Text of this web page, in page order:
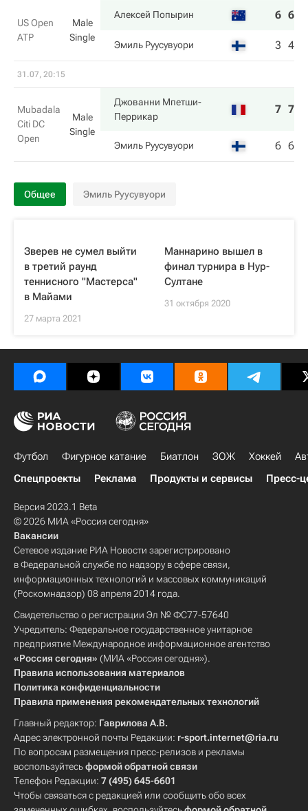
US Open
ATP
Male
Single
Алексей Попырин 6 6
Эмиль Руусувуори 3 4
31.07, 20:15
Mubadala
Citi DC
Open
Male
Single
Джованни Мпетши-
Перрикар
7 7
Эмиль Руусувуори 6 6
Общее Эмиль Руусувуори
Зверев не сумел выйти
в третий раунд
теннисного "Мастерса"
в Майами
27 марта 2021
Маннарино вышел в
финал турнира в Нур-
Султане
31 октября 2020
Футбол Фигурное катание Биатлон ЗОЖ Хоккей
Спецпроекты
Реклама Продукты и сервисы Пресс-
Версия 2023.1 Beta
© 2026 МИА «Россия сегодня»
Вакансии
Сетевое издание РИА Новости зарегистрировано
в Федеральной службе по надзору в сфере связи,
информационных технологий и массовых коммуникаций
(Роскомнадзор) 08 апреля 2014 года.
Свидетельство о регистрации Эл № ФС77-57640
Учредитель: Федеральное государственное унитарное
предприятие Международное информационное агентство
«Россия сегодня» (МИА «Россия сегодня»).
Правила использования материалов
Политика конфиденциальности
Правила применения рекомендательных технологий
Главный редактор: Гаврилова А.В.
Адрес электронной почты Редакции: r-sport.internet@ria.ru
По вопросам размещения пресс-релизов и рекламы
воспользуйтесьформой обратной связи
Телефон Редакции: 7 (495) 645-6601
Чтобы связаться с редакцией или сообщить обо всех